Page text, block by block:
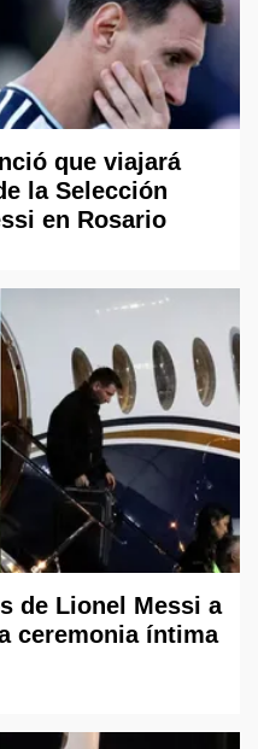
que viajará
la Selección
en Rosario
de Lionel Messi a
ceremonia íntima